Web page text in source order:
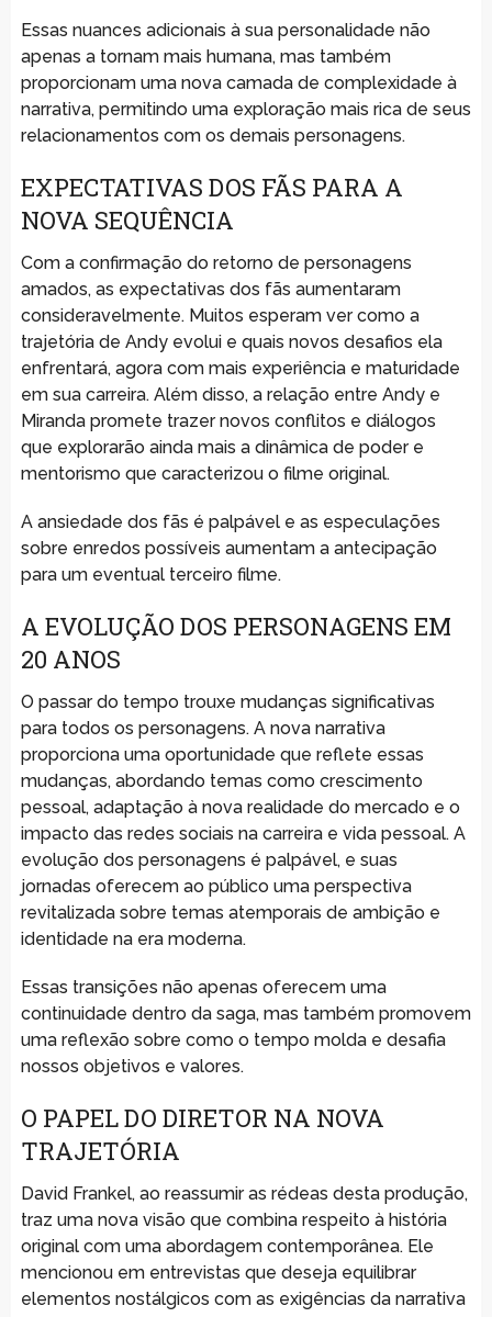
Essas nuances adicionais à sua personalidade não
apenas a tornam mais humana, mas também
proporcionam uma nova camada de complexidade à
narrativa, permitindo uma exploração mais rica de seus
relacionamentos com os demais personagens.
EXPECTATIVAS DOS FÃS PARA A
NOVA SEQUÊNCIA
Com a confirmação do retorno de personagens
amados, as expectativas dos fãs aumentaram
consideravelmente. Muitos esperam ver como a
trajetória de Andy evolui e quais novos desafios ela
enfrentará, agora com mais experiência e maturidade
em sua carreira. Além disso, a relação entre Andy e
Miranda promete trazer novos conflitos e diálogos
que explorarão ainda mais a dinâmica de poder e
mentorismo que caracterizou o filme original.
A ansiedade dos fãs é palpável e as especulações
sobre enredos possíveis aumentam a antecipação
para um eventual terceiro filme.
A EVOLUÇÃO DOS PERSONAGENS EM
20 ANOS
O passar do tempo trouxe mudanças significativas
para todos os personagens. A nova narrativa
proporciona uma oportunidade que reflete essas
mudanças, abordando temas como crescimento
pessoal, adaptação à nova realidade do mercado e o
impacto das redes sociais na carreira e vida pessoal. A
evolução dos personagens é palpável, e suas
jornadas oferecem ao público uma perspectiva
revitalizada sobre temas atemporais de ambição e
identidade na era moderna.
Essas transições não apenas oferecem uma
continuidade dentro da saga, mas também promovem
uma reflexão sobre como o tempo molda e desafia
nossos objetivos e valores.
O PAPEL DO DIRETOR NA NOVA
TRAJETÓRIA
David Frankel, ao reassumir as rédeas desta produção,
traz uma nova visão que combina respeito à história
original com uma abordagem contemporânea. Ele
mencionou em entrevistas que deseja equilibrar
elementos nostálgicos com as exigências da narrativa